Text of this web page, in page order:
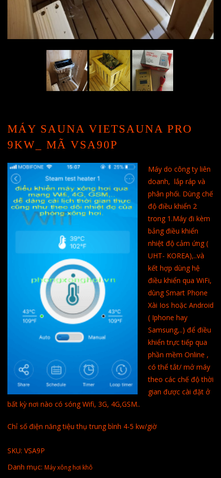
MÁY SAUNA VIETSAUNA PRO
9KW_ MÃ VSA90P
Máy do công ty liên
doanh, lắp ráp và
phân phối. Dùng chế
độ điều khiển 2
trong 1.Máy đi kèm
bảng điều khiển
nhiệt độ cảm ứng (
UHT- KOREA),..và
kết hợp dùng hệ
điều khiển qua WiFi,
dùng Smart Phone
Xài Ios hoặc Android
( Iphone hay
Samsung,..) để điều
khiển trực tiếp qua
phần mềm Online ,
có thể tắt/ mở máy
theo các chế độ thời
gian được cài đặt ở
bất kỳ nơi nào có sóng Wifi, 3G, 4G,GSM..
Chỉ số điện năng tiệu thụ trung bình 4-5 kw/giờ
SKU: VSA9P
Danh mục: Máy xông hơi khô